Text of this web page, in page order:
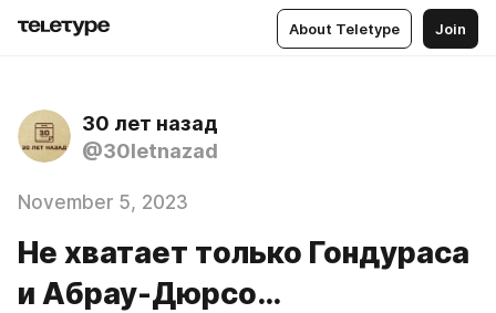
About Teletype Join
30 лет назад
@30letnazad
November 5, 2023
Не хватает только Гондураса
и Абрау-Дюрсо…